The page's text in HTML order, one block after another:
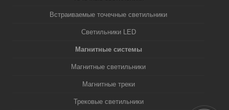
Встраиваемые точечные светильники
Светильники LED
Магнитные системы
Магнитные светильники
Магнитные треки
Трековые светильники